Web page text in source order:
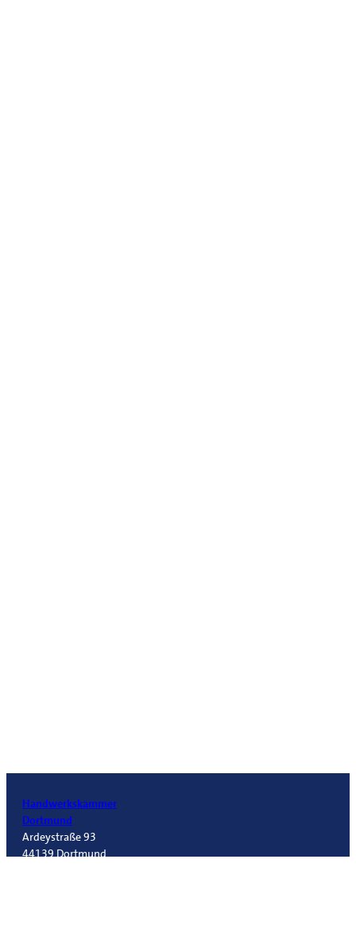
Handwerkskammer
Dortmund
Ardeystraße 93
44139 Dortmund